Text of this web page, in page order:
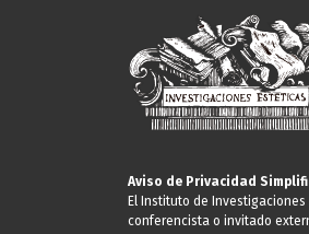
Aviso de Privacidad
El Instituto de
conferencista o invitado